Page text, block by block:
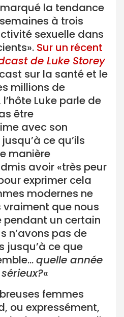
la tendance
à trois
sexuelle dans
Sur un récent
de Luke Storey
sur la santé et le
millions de
Luke parle de
être
avec son
ce qu’ils
manière
avoir «très peur
exprimer cela
modernes ne
que nous
pendant un certain
n’avons pas de
jusqu’à ce que
quelle année
«
femmes
ou expressément,